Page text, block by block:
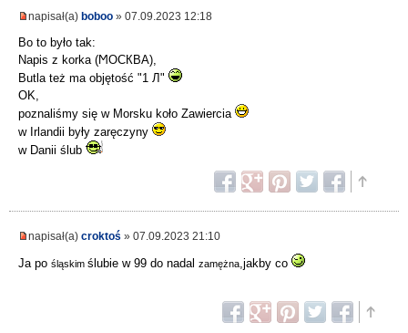
napisał(a) boboo » 07.09.2023 12:18
Bo to było tak:
Napis z korka (ϺОСКВА),
Butla też ma objętość "1 Л"
OK,
poznaliśmy się w Morsku koło Zawiercia
w Irlandii były zaręczyny
w Danii ślub
napisał(a) croktoś » 07.09.2023 21:10
Ja po śląskim ślubie w 99 do nadal zamężna,jakby co